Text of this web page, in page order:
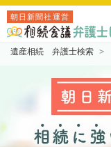
朝日新聞社運営
遺産相続 弁護士検索